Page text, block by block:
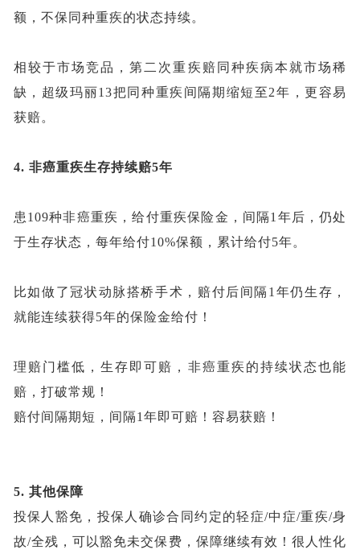
额，不保同种重疾的状态持续。
相较于市场竞品，第二次重疾赔同种疾病本就市场稀
缺，超级玛丽13把同种重疾间隔期缩短至2年，更容易
获赔。
4. 非癌重疾生存持续赔5年
患 109种非癌重疾，给付重疾保险金，间隔1年后，仍处
于生存状态，每年给付10%保额，累计给付5年。
比如做了冠状动脉搭桥手术，赔付后间隔 1年仍生存，
就能连续获得5年的保险金给付！
理赔门槛低，生存即可赔，非癌重疾的持续状态也能
赔，打破常规！
赔付间隔期短，间隔1年即可赔！容易获赔！
5. 其他保障
投保人豁免，投保人确诊合同约定的轻症/中症/重疾/身
故/全残，可以豁免未交保费，保障继续有效！很人性化